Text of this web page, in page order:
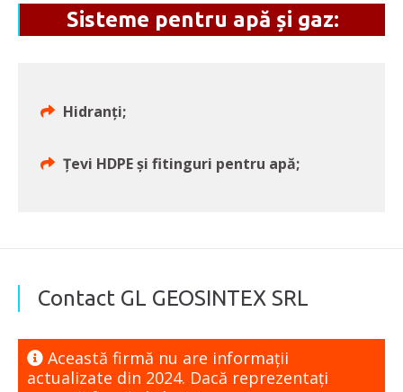
Sisteme pentru apă și gaz:
Hidranți;
Țevi HDPE și fitinguri pentru apă;
Contact GL GEOSINTEX SRL
Această firmă nu are informaţii
actualizate din 2024. Dacă reprezentaţi